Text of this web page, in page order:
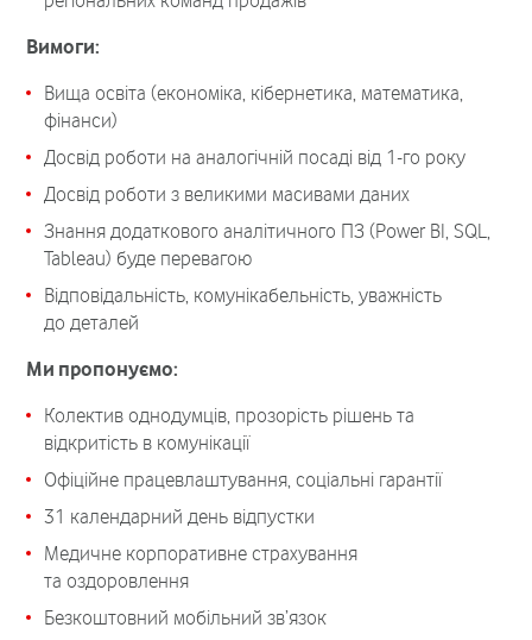
Вимоги:
Вища освіта (економіка, кібернетика, математика,
фінанси)
Досвід роботи на аналогічній посаді від 1-го року
Досвід роботи з великими масивами даних
Знання додаткового аналітичного ПЗ (Power BI, SQL,
Tableau) буде перевагою
Відповідальність, комунікабельність, уважність
до деталей
Ми пропонуємо:
Колектив однодумців, прозорість рішень та
відкритість в комунікації
Офіційне працевлаштування, соціальні гарантії
31 календарний день відпустки
Медичне корпоративне страхування
та оздоровлення
Безкоштовний мобільний зв’язок